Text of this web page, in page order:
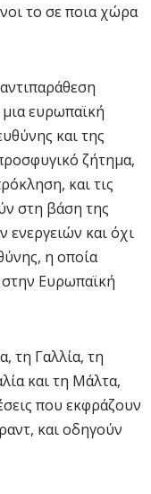
το σε ποια χώρα
ευρωπαϊκή
και της
ζήτημα,
και τις
στη βάση της
και όχι
η οποία
Ευρωπαϊκή
τη Γαλλία, τη
και τη Μάλτα,
που εκφράζουν
και οδηγούν